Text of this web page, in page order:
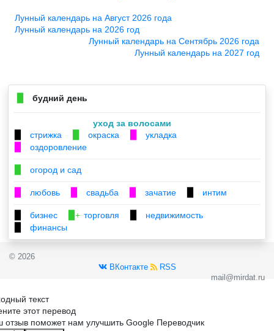
Лунный календарь на Август 2026 года
Лунный календарь на 2026 год
Лунный календарь на Сентябрь 2026 года
Лунный календарь на 2027 год
будний день
уход за волосами
стрижка окраска укладка
оздоровление
огород и сад
любовь свадьба зачатие интим
бизнес ▉+ торговля недвижимость
финансы
© 2026
ВКонтакте
RSS
mail@mirdat.ru
текст
этот перевод
отзыв поможет нам улучшить Google Переводчик